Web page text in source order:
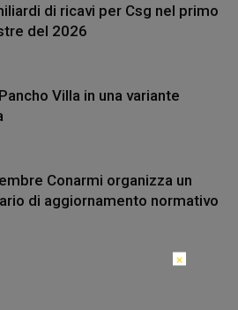
di ricavi per Csg nel primo
del 2026
Villa in una variante
Conarmi organizza un
di aggiornamento normativo
×